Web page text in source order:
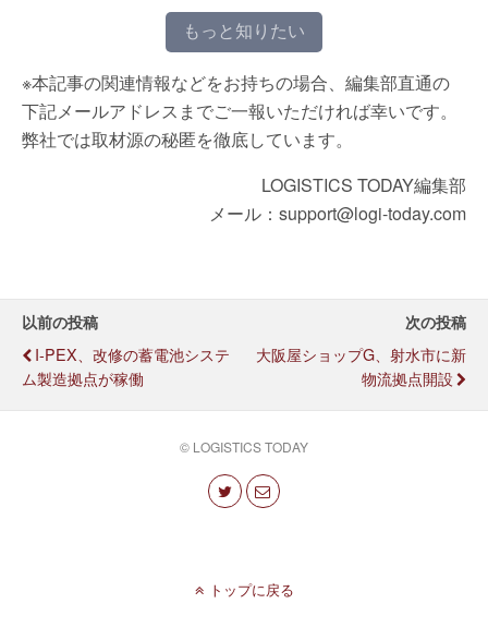
もっと知りたい
※本記事の関連情報などをお持ちの場合、編集部直通の
下記メールアドレスまでご一報いただければ幸いです。
弊社では取材源の秘匿を徹底しています。
LOGISTICS TODAY編集部
メール：support@logi-today.com
以前の投稿
I-PEX、改修の蓄電池システ
ム製造拠点が稼働
次の投稿
大阪屋ショップG、射水市に新
物流拠点開設
© LOGISTICS TODAY
トップに戻る